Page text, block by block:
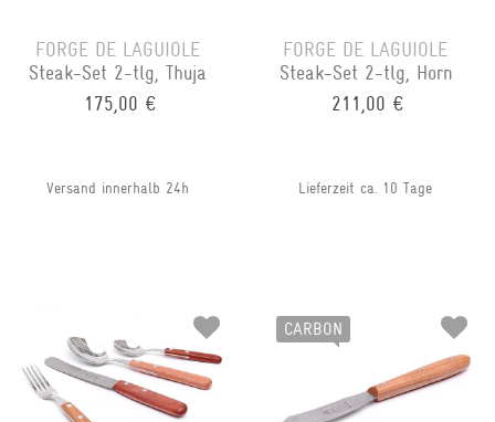
FORGE DE LAGUIOLE
Steak-Set 2-tlg, Thuja
175,00 €
Versand innerhalb 24h
FORGE DE LAGUIOLE
Steak-Set 2-tlg, Horn
211,00 €
Lieferzeit ca. 10 Tage
CARBON